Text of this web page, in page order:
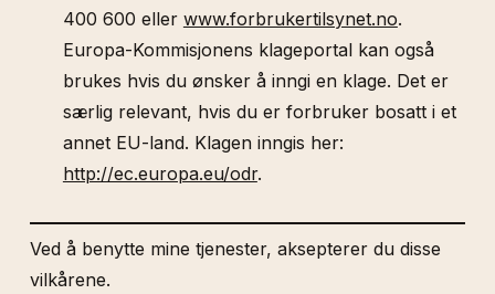
400 600 eller www.forbrukertilsynet.no.
Europa-Kommisjonens klageportal kan også
brukes hvis du ønsker å inngi en klage. Det er
særlig relevant, hvis du er forbruker bosatt i et
annet EU-land. Klagen inngis her:
http://ec.europa.eu/odr.
Ved å benytte mine tjenester, aksepterer du disse
vilkårene.